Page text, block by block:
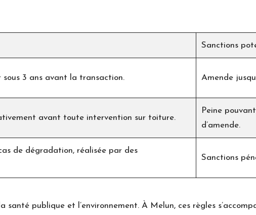
Sanctions
3 ans avant la transaction. Amende
avant toute intervention sur toiture.
Peine
d’amende.
de dégradation, réalisée par des
Sanctions
publique et l’environnement. À Melun, ces règles